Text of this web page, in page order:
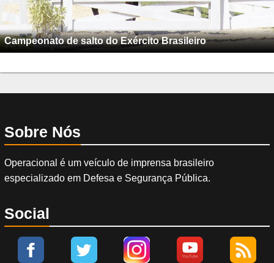
Campeonato de salto do Exército Brasileiro
Sobre Nós
Operacional é um veículo de imprensa brasileiro
especializado em Defesa e Segurança Pública.
Social